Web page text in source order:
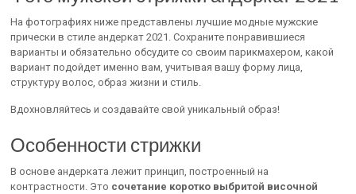
На фотографиях ниже представлены лучшие модные мужские
прически в стиле андеркат 2021. Сохраните понравившиеся
варианты и обязательно обсудите со своим парикмахером, какой
вариант подойдет именно вам, учитывая вашу форму лица,
структуру волос, образ жизни и стиль.
Вдохновляйтесь и создавайте свой уникальный образ!
Особенности стрижки
В основе андерката лежит принцип, построенный на
контрастности. Это сочетание коротко выбритой височной